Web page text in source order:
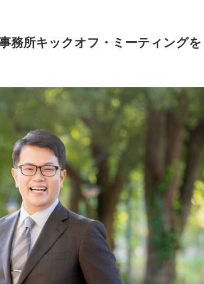
務所キックオフ・ミーティングを